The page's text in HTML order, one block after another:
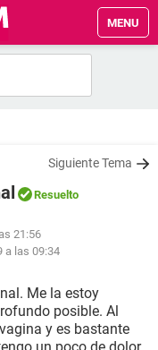
MENU
Siguiente Tema
Resuelto
21:56
a las 09:34
Me la estoy
posible. Al
y es bastante